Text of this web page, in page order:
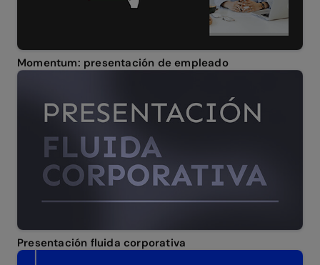
Momentum: presentación de empleado
Presentación fluida corporativa